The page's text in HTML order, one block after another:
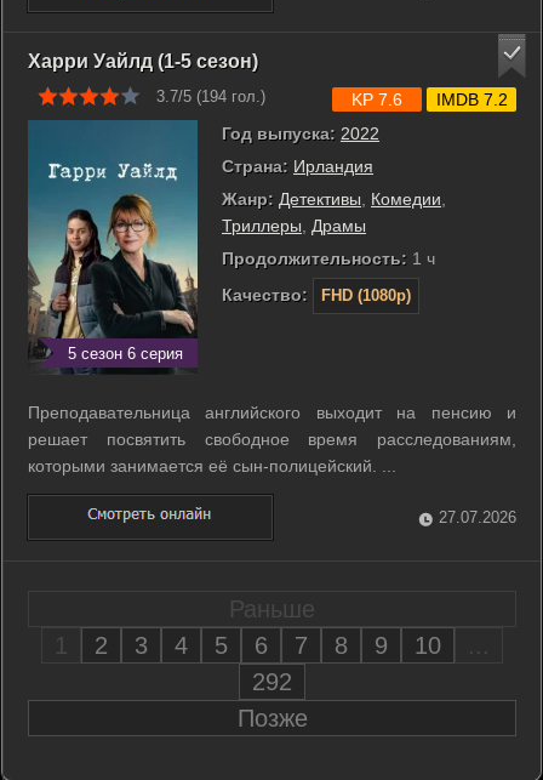
Харри Уайлд (1-5 сезон)
3.7/5 (194 гол.)
5 сезон 6 серия
Год выпуска: 2022
Страна: Ирландия
Жанр: Детективы Комедии
Триллеры
Драмы
Продолжительность: 1 ч
Качество:
FHD (1080p)
KP 7.6 IMDB 7.2
Преподавательница английского выходит на пенсию и
решает посвятить свободное время расследованиям,
которыми занимается её сын-полицейский. ...
27.07.2026
Раньше
1
2 3 4 5 6 7 8 9 10
...
292
Позже